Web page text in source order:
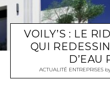
VOILY’S : LE
QUI
D’EAU
ACTUALITÉ ENTREPRISES